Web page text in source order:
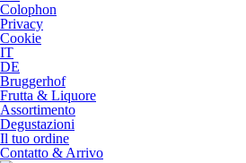
Colophon
Privacy
Cookie
IT
DE
Bruggerhof
Frutta & Liquore
Assortimento
Degustazioni
Il tuo ordine
Contatto & Arrivo